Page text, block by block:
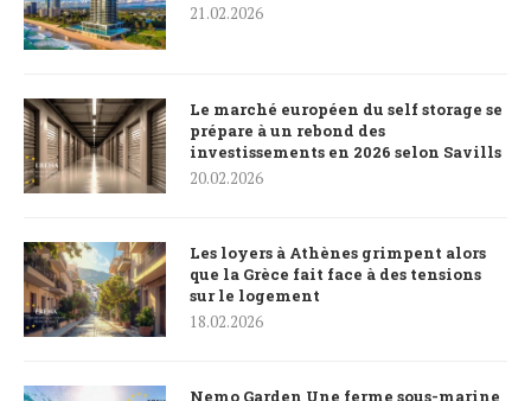
21.02.2026
Le marché européen du self storage se
prépare à un rebond des
investissements en 2026 selon Savills
20.02.2026
Les loyers à Athènes grimpent alors
que la Grèce fait face à des tensions
sur le logement
18.02.2026
Nemo Garden Une ferme sous-marine